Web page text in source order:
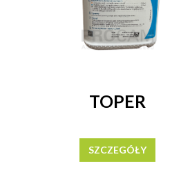
TOPER
SZCZEGÓŁY